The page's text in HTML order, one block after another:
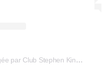
Une publication partagée par Club Stephen King (@clubstephenking)